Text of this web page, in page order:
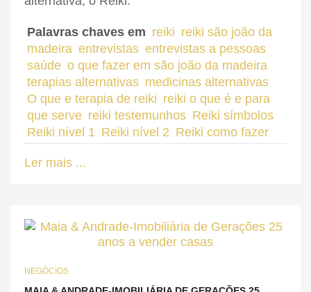
Palavras chaves em reiki reiki são joão da
madeira entrevistas entrevistas a pessoas
saúde o que fazer em são joão da madeira
terapias alternativas medicinas alternativas
O que e terapia de reiki reiki o que é e para
que serve reiki testemunhos Reiki símbolos
Reiki nível 1 Reiki nível 2 Reiki como fazer
Ler mais ...
NEGÓCIOS